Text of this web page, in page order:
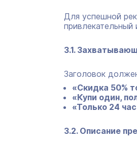
Для успешной
привлекательный
3.1.
Заголовок
«Скидка 50%
«Купи один,
«Только 24
3.2. Описание